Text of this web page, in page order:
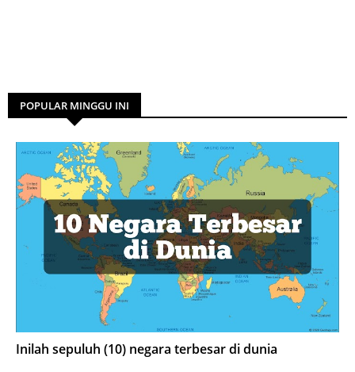
POPULAR MINGGU INI
Inilah sepuluh (10) negara terbesar di dunia